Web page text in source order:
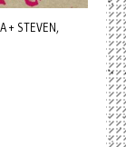
+ STEVEN,